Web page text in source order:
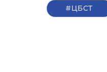
#ЦБСТ